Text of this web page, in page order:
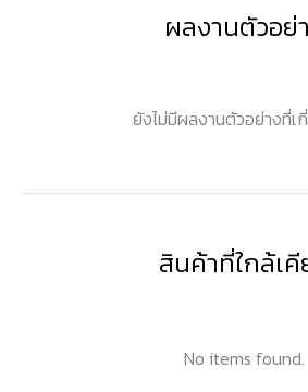
ผลงานตัวอย่
ยังไม่มีผลงานตัวอย่างที่เ
สินค้าที่ใกล้เคี
No items found.